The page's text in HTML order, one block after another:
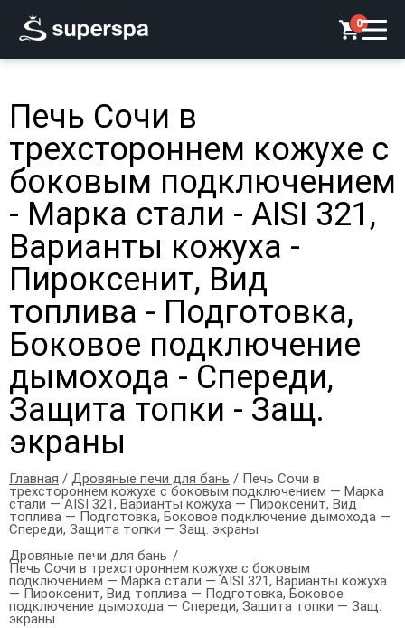
0
Печь Сочи в
трехстороннем кожухе с
боковым подключением
- Марка стали - AISI 321,
Варианты кожуха -
Пироксенит, Вид
топлива - Подготовка,
Боковое подключение
дымохода - Спереди,
Защита топки - Защ.
экраны
Главная / Дровяные печи для бань / Печь Сочи в
трехстороннем кожухе с боковым подключением — Марка
стали — AISI 321, Варианты кожуха — Пироксенит, Вид
топлива — Подготовка, Боковое подключение дымохода —
Спереди, Защита топки — Защ. экраны
Дровяные печи для бань
Печь Сочи в трехстороннем кожухе с боковым
подключением — Марка стали — AISI 321, Варианты кожуха
— Пироксенит, Вид топлива — Подготовка, Боковое
подключение дымохода — Спереди, Защита топки — Защ.
экраны